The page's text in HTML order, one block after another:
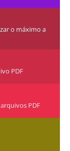
o máximo a
PDF
PDF